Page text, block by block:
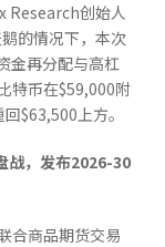
Research创始人
的情况下，本次
金再分配与高杠
特币在$59,000附
$63,500上方。
战，发布2026-30
合商品期货交易